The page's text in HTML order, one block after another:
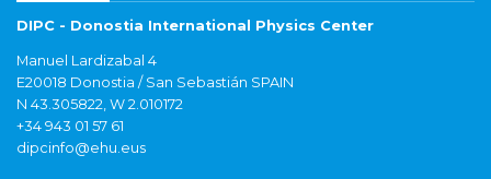
DIPC - Donostia International Physics Center
Manuel Lardizabal 4
E20018 Donostia / San Sebastián SPAIN
N 43.305822, W 2.010172
+34 943 01 57 61
dipcinfo@ehu.eus